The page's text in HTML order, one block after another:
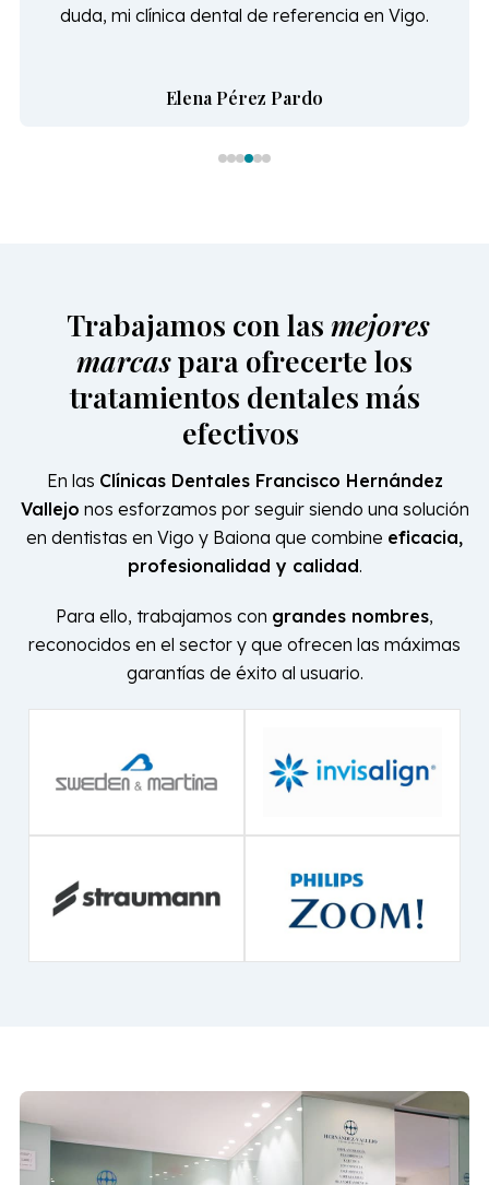
Joana Camuesco
hasta los especialistas, hay una buena
seriedad y claridad en el trato. A mayores su
centro de la ciudad y las comunicaciones son
dental de referencia por calidad humana y buen
hacer.
Trabajamos con lasmejores
marcaspara ofrecerte los
En lasClínicas Dentales Francisco Hernández
en dentistas en Vigo y Baiona que combineeficacia,
Para ello, trabajamos con grandes nombres